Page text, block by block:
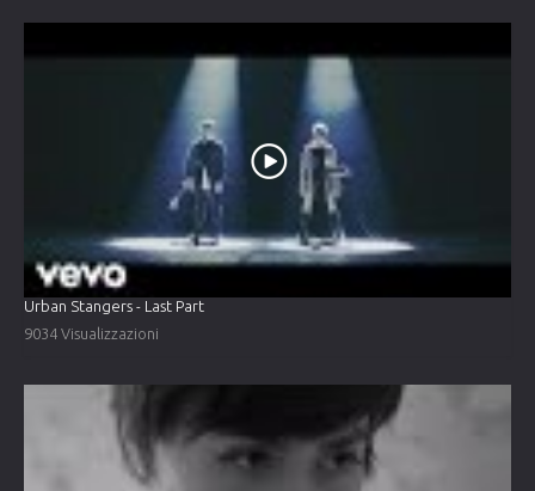
Urban Stangers - Last Part
9034 Visualizzazioni